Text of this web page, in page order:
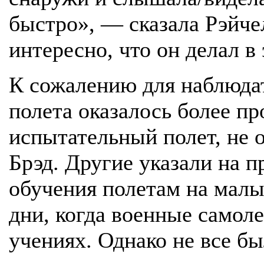
быстро», — сказала
интересно, что он делал
К сожалению для
полета оказалось более
испытательный полет, не
Брэд. Другие указали на
обучения полетам на
дни, когда военные
учениях. Однако не все